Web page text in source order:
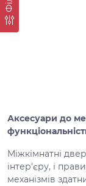
Аксесуари до
Міжкімнатні
інтер'єру, і
механізмів